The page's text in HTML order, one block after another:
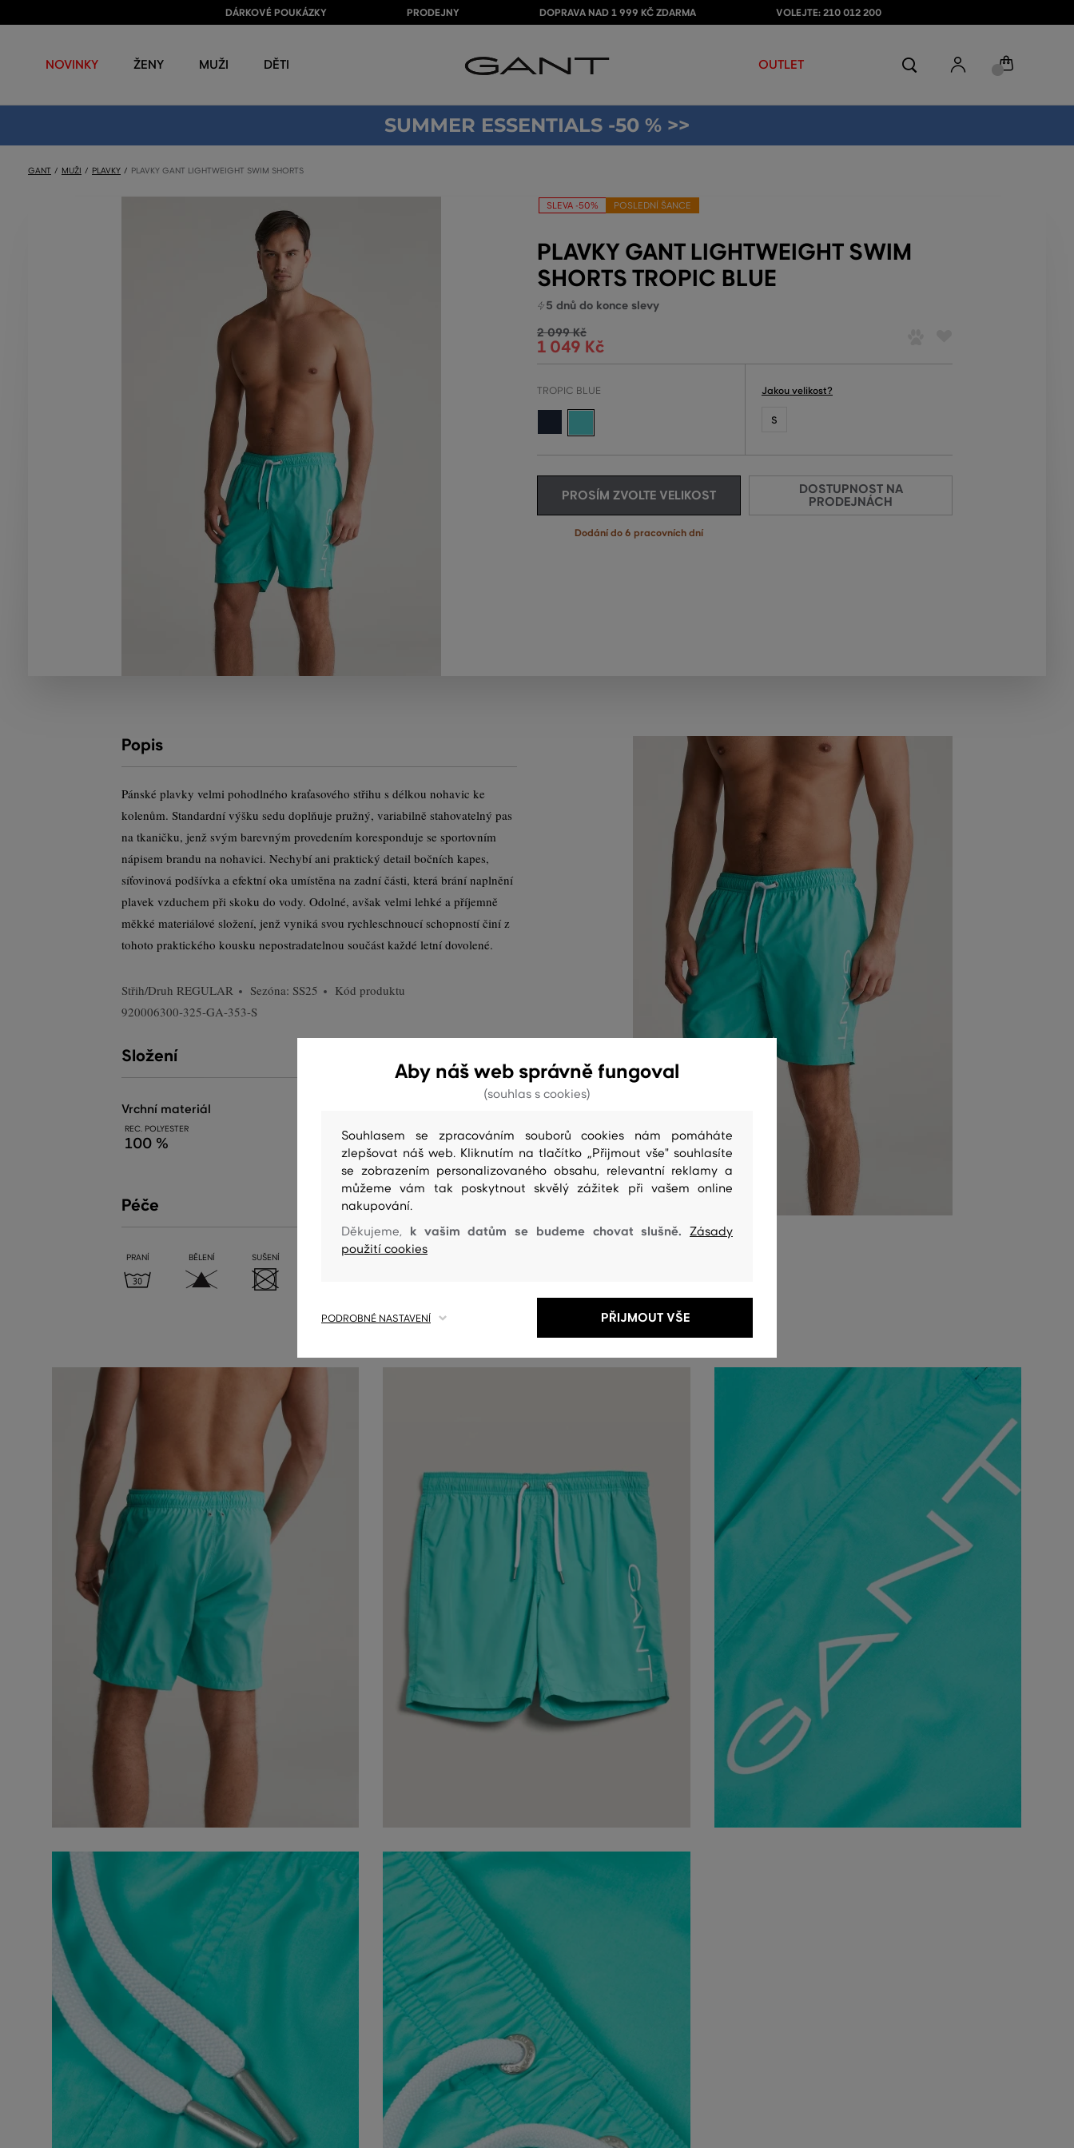
DÁRKOVÉ POUKÁZKY PRODEJNY DOPRAVA NAD 1 999 KČ ZDARMA VOLEJTE: 210 012 200
NOVINKY ŽENY MUŽI DĚTI OUTLET
SUMMER ESSENTIALS -50 % >>
GANT MUŽI PLAVKY PLAVKY GANT LIGHTWEIGHT SWIM SHORTS
SLEVA -50% POSLEDNÍ ŠANCE
PLAVKY GANT LIGHTWEIGHT SWIM
SHORTS TROPIC BLUE
5 dnů do konce slevy
2 099 Kč
1 049 Kč
TROPIC BLUE Jakou velikost?
S
PROSÍM ZVOLTE VELIKOST
Dodání do 6 pracovních dní
DOSTUPNOST NA
PRODEJNÁCH
Popis
Pánské plavky velmi pohodlného kraťasového střihu s délkou nohavic ke
kolenům. Standardní výšku sedu doplňuje pružný, variabilně stahovatelný pas
na tkaničku, jenž svým barevným provedením koresponduje se sportovním
nápisem brandu na nohavici. Nechybí ani praktický detail bočních kapes,
síťovinová podšívka a efektní oka umístěna na zadní části, která brání naplnění
plavek vzduchem při skoku do vody. Odolné, avšak velmi lehké a příjemně
měkké materiálové složení, jenž vyniká svou rychleschnoucí schopností činí z
tohoto praktického kousku nepostradatelnou součást každé letní dovolené.
Střih/Druh REGULAR Sezóna: SS25
Kód produktu
920006300-325-GA-353-S
Složení
vrchní materiál
REC. POLYESTER
100 %
Péče
PRANÍ BĚLENÍ SUŠENÍ ŽEHLENÍ ČIŠTENÍ
Aby náš web správně fungoval
(souhlas s cookies)
Souhlasem se zpracováním souborů cookies nám pomáháte
zlepšovat náš web. Kliknutím na tlačítko „Přijmout vše" souhlasíte
se zobrazením personalizovaného obsahu, relevantní reklamy a
můžeme vám tak poskytnout skvělý zážitek při vašem online
nakupování.
Děkujeme, k vašim datům se budeme chovat slušně. Zásady
použití cookies
PODROBNÉ NASTAVENÍ PŘIJMOUT VŠE